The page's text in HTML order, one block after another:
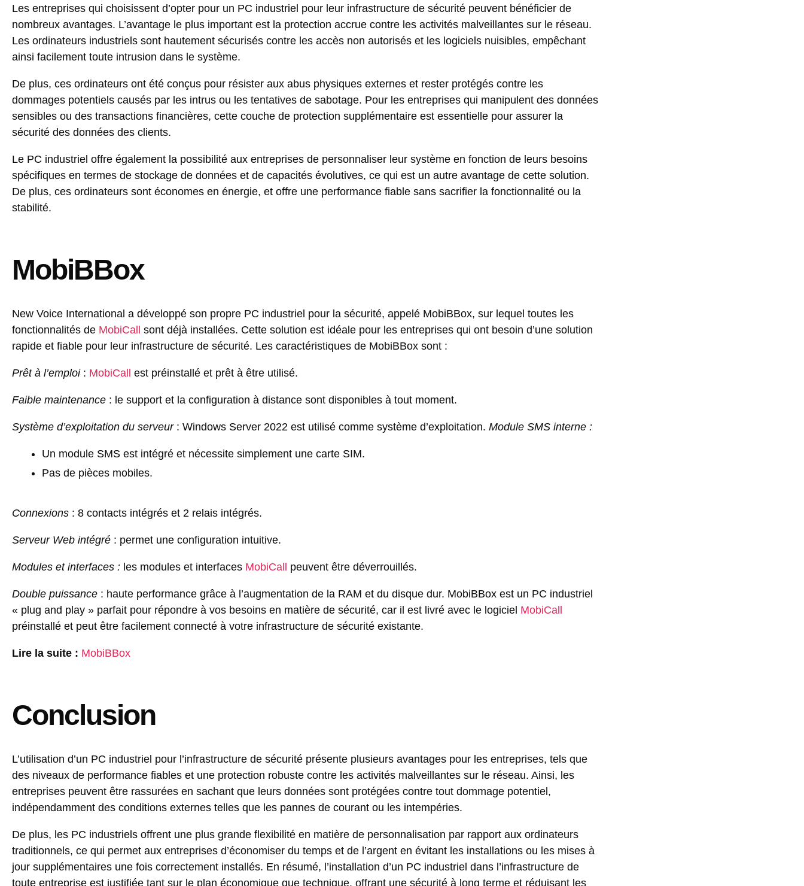
Les entreprises qui choisissent d’opter pour un PC industriel pour leur infrastructure de sécurité peuvent bénéficier de
nombreux avantages. L’avantage le plus important est la protection accrue contre les activités malveillantes sur le réseau.
Les ordinateurs industriels sont hautement sécurisés contre les accès non autorisés et les logiciels nuisibles, empêchant
ainsi facilement toute intrusion dans le système.
De plus, ces ordinateurs ont été conçus pour résister aux abus physiques externes et rester protégés contre les
dommages potentiels causés par les intrus ou les tentatives de sabotage. Pour les entreprises qui manipulent des données
sensibles ou des transactions financières, cette couche de protection supplémentaire est essentielle pour assurer la
sécurité des données des clients.
Le PC industriel offre également la possibilité aux entreprises de personnaliser leur système en fonction de leurs besoins
spécifiques en termes de stockage de données et de capacités évolutives, ce qui est un autre avantage de cette solution.
De plus, ces ordinateurs sont économes en énergie, et offre une performance fiable sans sacrifier la fonctionnalité ou la
stabilité.
MobiBBox
New Voice International a développé son propre PC industriel pour la sécurité, appelé MobiBBox, sur lequel toutes les
fonctionnalités de MobiCall
sont déjà installées. Cette solution est idéale pour les entreprises qui ont besoin d’une solution
rapide et fiable pour leur infrastructure de sécurité. Les caractéristiques de MobiBBox sont :
Prêt à l’emploi: MobiCall est préinstallé et prêt à être utilisé.
Faible maintenance : le support et la configuration à distance sont disponibles à tout moment.
Système d’exploitation du serveur: Windows Server 2022 est utilisé comme système d’exploitation. Module SMS interne :
Un module SMS est intégré et nécessite simplement une carte SIM.
Pas de pièces mobiles.
Connexions : 8 contacts intégrés et 2 relais intégrés.
Serveur Web intégré : permet une configuration intuitive.
Modules et interfaces : les modules et interfaces MobiCall peuvent être déverrouillés.
Double puissance : haute performance grâce à l’augmentation de la RAM et du disque dur. MobiBBox est un PC industriel
« plug and play » parfait pour répondre à vos besoins en matière de sécurité, car il est livré avec le logiciel MobiCall
préinstallé et peut être facilement connecté à votre infrastructure de sécurité existante.
Lire la suite : MobiBBox
Conclusion
L’utilisation d’un PC industriel pour l’infrastructure de sécurité présente plusieurs avantages pour les entreprises, tels que
des niveaux de performance fiables et une protection robuste contre les activités malveillantes sur le réseau. Ainsi, les
entreprises peuvent être rassurées en sachant que leurs données sont protégées contre tout dommage potentiel,
indépendamment des conditions externes telles que les pannes de courant ou les intempéries.
De plus, les PC industriels offrent une plus grande flexibilité en matière de personnalisation par rapport aux ordinateurs
traditionnels, ce qui permet aux entreprises d’économiser du temps et de l’argent en évitant les installations ou les mises à
jour supplémentaires une fois correctement installés. En résumé, l’installation d’un PC industriel dans l’infrastructure de
toute entreprise est justifiée tant sur le plan économique que technique, offrant une sécurité à long terme et réduisant les